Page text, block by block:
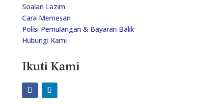
Soalan Lazim
Cara Memesan
Polisi Pemulangan & Bayaran Balik
Hubungi Kami
Ikuti Kami